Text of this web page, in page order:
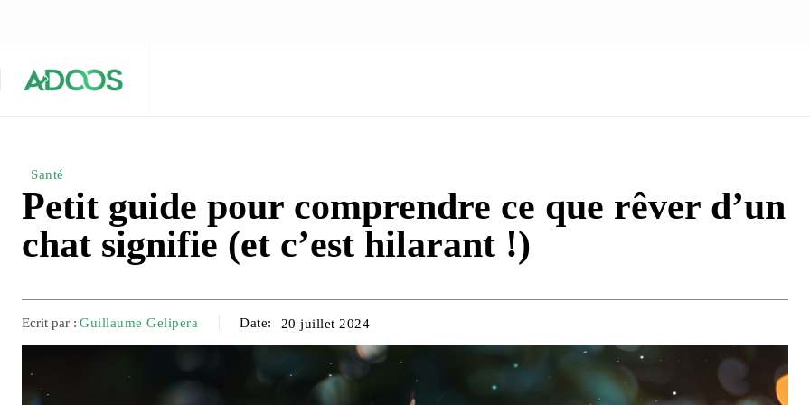
Santé
Petit guide pour comprendre ce que rêver d’un
chat signifie (et c’est hilarant !)
Ecrit par : Guillaume Gelipera Date: 20 juillet 2024